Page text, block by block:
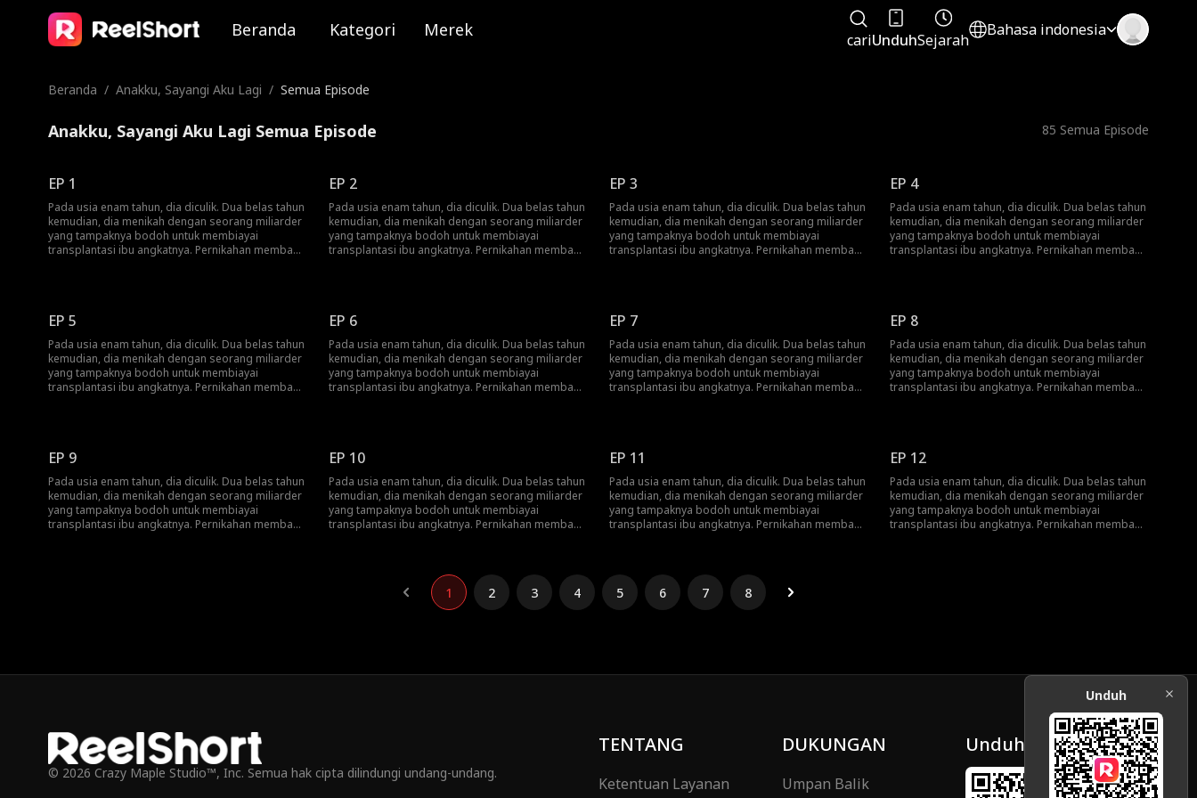
Beranda Kategori Merek cariUnduhSejarah
Bahasa indonesia
Beranda / Anakku, Sayangi Aku Lagi / Semua Episode
Anakku, Sayangi Aku Lagi Semua Episode 85 Semua Episode
EP 1
Pada usia enam tahun, dia diculik. Dua belas tahun
kemudian, dia menikah dengan seorang miliarder
yang tampaknya bodoh untuk membiayai
transplantasi ibu angkatnya. Pernikahan membawa
EP 2
Pada usia enam tahun, dia diculik. Dua belas tahun
kemudian, dia menikah dengan seorang miliarder
yang tampaknya bodoh untuk membiayai
transplantasi ibu angkatnya. Pernikahan membawa
EP 3
Pada usia enam tahun, dia diculik. Dua belas tahun
kemudian, dia menikah dengan seorang miliarder
yang tampaknya bodoh untuk membiayai
transplantasi ibu angkatnya. Pernikahan membawa
EP 4
Pada usia enam tahun, dia diculik. Dua belas tahun
kemudian, dia menikah dengan seorang miliarder
yang tampaknya bodoh untuk membiayai
transplantasi ibu angkatnya. Pernikahan membawa
EP 5
Pada usia enam tahun, dia diculik. Dua belas tahun
kemudian, dia menikah dengan seorang miliarder
yang tampaknya bodoh untuk membiayai
transplantasi ibu angkatnya. Pernikahan membawa
EP 6
Pada usia enam tahun, dia diculik. Dua belas tahun
kemudian, dia menikah dengan seorang miliarder
yang tampaknya bodoh untuk membiayai
transplantasi ibu angkatnya. Pernikahan membawa
EP 7
Pada usia enam tahun, dia diculik. Dua belas tahun
kemudian, dia menikah dengan seorang miliarder
yang tampaknya bodoh untuk membiayai
transplantasi ibu angkatnya. Pernikahan membawa
EP 8
Pada usia enam tahun, dia diculik. Dua belas tahun
kemudian, dia menikah dengan seorang miliarder
yang tampaknya bodoh untuk membiayai
transplantasi ibu angkatnya. Pernikahan membawa
EP 9
Pada usia enam tahun, dia diculik. Dua belas tahun
kemudian, dia menikah dengan seorang miliarder
yang tampaknya bodoh untuk membiayai
transplantasi ibu angkatnya. Pernikahan membawa
EP 10
Pada usia enam tahun, dia diculik. Dua belas tahun
kemudian, dia menikah dengan seorang miliarder
yang tampaknya bodoh untuk membiayai
transplantasi ibu angkatnya. Pernikahan membawa
EP 11
Pada usia enam tahun, dia diculik. Dua belas tahun
kemudian, dia menikah dengan seorang miliarder
yang tampaknya bodoh untuk membiayai
transplantasi ibu angkatnya. Pernikahan membawa
EP 12
Pada usia enam tahun, dia diculik. Dua belas tahun
kemudian, dia menikah dengan seorang miliarder
yang tampaknya bodoh untuk membiayai
transplantasi ibu angkatnya. Pernikahan membawa
1 2 3 4 5 6 7 8
© 2026 Crazy Maple Studio™, Inc. Semua hak cipta dilindungi undang-undang.
TENTANG
Ketentuan Layanan
DUKUNGAN
Umpan Balik
Unduh
Unduh